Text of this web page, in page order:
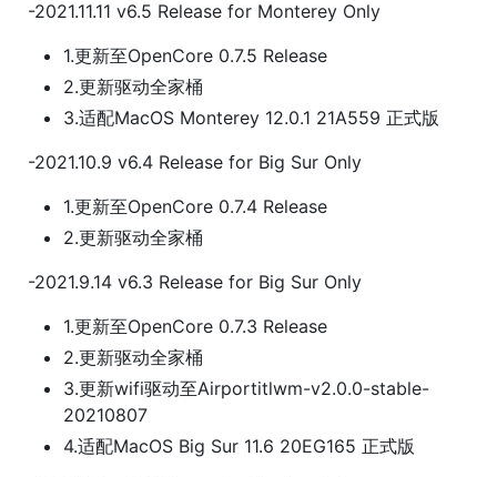
-2021.11.11 v6.5 Release for Monterey Only
1.更新至OpenCore 0.7.5 Release
2.更新驱动全家桶
3.适配MacOS Monterey 12.0.1 21A559 正式版
-2021.10.9 v6.4 Release for Big Sur Only
1.更新至OpenCore 0.7.4 Release
2.更新驱动全家桶
-2021.9.14 v6.3 Release for Big Sur Only
1.更新至OpenCore 0.7.3 Release
2.更新驱动全家桶
3.更新wifi驱动至Airportitlwm-v2.0.0-stable-
20210807
4.适配MacOS Big Sur 11.6 20EG165 正式版